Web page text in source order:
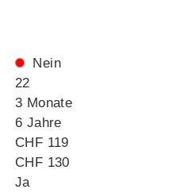
Nein
22
3 Monate
6 Jahre
CHF 119
CHF 130
Ja